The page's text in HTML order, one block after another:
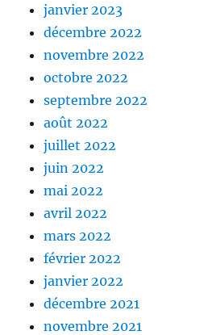
janvier 2023
décembre 2022
novembre 2022
octobre 2022
septembre 2022
août 2022
juillet 2022
juin 2022
mai 2022
avril 2022
mars 2022
février 2022
janvier 2022
décembre 2021
novembre 2021